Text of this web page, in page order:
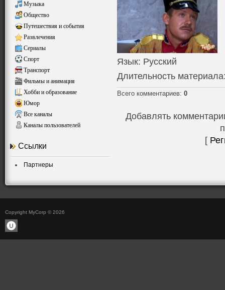
Музыка
Общество
Путешествия и события
Развлечения
Сериалы
Спорт
Транспорт
Фильмы и анимация
Хобби и образование
Юмор
Все каналы
Каналы пользователей
Ссылки
Партнеры
Язык: Русский
Длительность материала
Всего комментариев: 0
Добавлять
[
Copyright MyCorp © 2026